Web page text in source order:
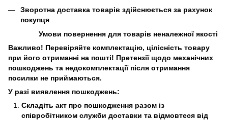
Зворотна доставка товарів здійснюється за рахунок
покупця
Умови повернення для товарів неналежної якості
Важливо! Перевіряйте комплектацію, цілісність товару
при його отриманні на пошті! Претензії щодо механічних
пошкоджень та недокомплектації після отримання
посилки не приймаються.
У разі виявлення пошкоджень:
Складіть акт про пошкодження разом із
співробітником служби доставки та відмовтеся від